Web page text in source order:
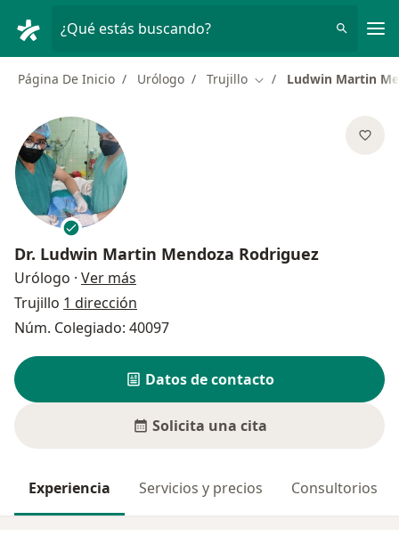
¿Qué estás buscando?
Página De Inicio Urólogo Trujillo Cambiar de ciudad
Ludwin Martin
Dr. Ludwin Martin Mendoza Rodriguez
Urólogo · Ver más
Trujillo 1 dirección
Núm. Colegiado: 40097
Datos de contacto
Solicita una cita
Experiencia Servicios y precios Consultorios